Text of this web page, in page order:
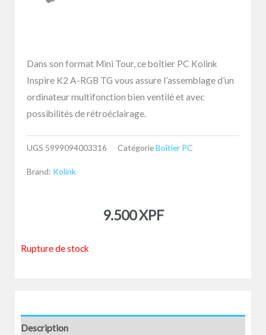
Dans son format Mini Tour, ce boîtier PC Kolink
Inspire K2 A-RGB TG vous assure l’assemblage d’un
ordinateur multifonction bien ventilé et avec
possibilités de rétroéclairage.
UGS 5999094003316 CatégorieBoîtier PC
Brand: Kolink
9.500XPF
Rupture de stock
Description